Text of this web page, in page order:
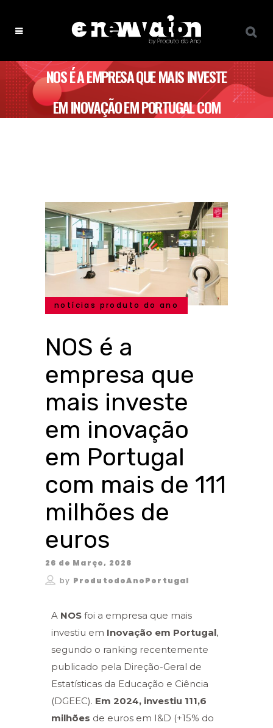
NOS É A EMPRESA QUE MAIS INVESTE
EM INOVAÇÃO EM PORTUGAL COM
notícias produto do ano
NOS é a
empresa que
mais investe
em inovação
em Portugal
com mais de 111
milhões de
euros
26 de Março, 2026
by ProdutodoAnoPortugal
A NOS foi a empresa que mais
investiu em Inovação em Portugal,
segundo o ranking recentemente
publicado pela Direção-Geral de
Estatísticas da Educação e Ciência
(DGEEC). Em 2024, investiu 111,6
milhões de euros em I&D (+15% do